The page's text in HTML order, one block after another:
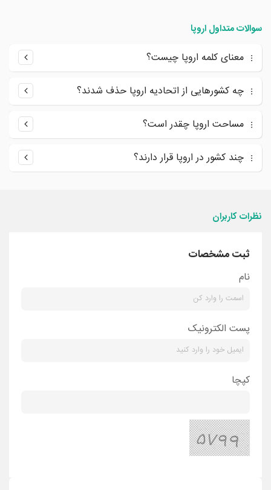
سوالات متداول اروپا
معنای کلمه اروپا چیست؟
چه کشورهایی از اتحادیه اروپا حذف شدند؟
مساحت اروپا چقدر است؟
چند کشور در اروپا قرار دارند؟
نظرات کاربران
ثبت مشخصات
نام
پست الکترونیک
کپچا